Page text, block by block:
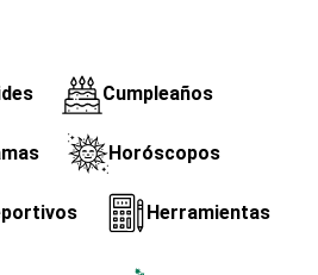
Cumpleaños
Horóscopos
Herramientas